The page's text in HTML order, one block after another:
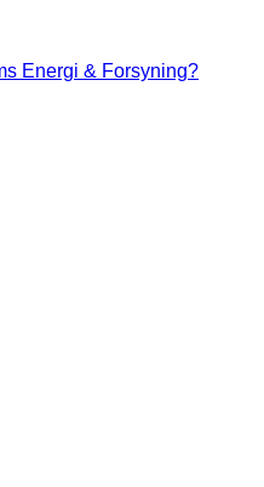
Energi & Forsyning?